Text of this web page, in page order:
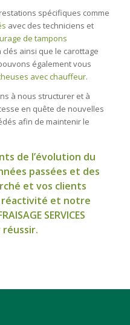
spécifiques comme
avec des techniciens et
de tampons
ainsi que le carottage
également vous
avec chauffeur.
à nous structurer et à
en quête de nouvelles
afin de maintenir le
de l’évolution du
passées et des
et vos clients
réactivité et notre
SERVICES